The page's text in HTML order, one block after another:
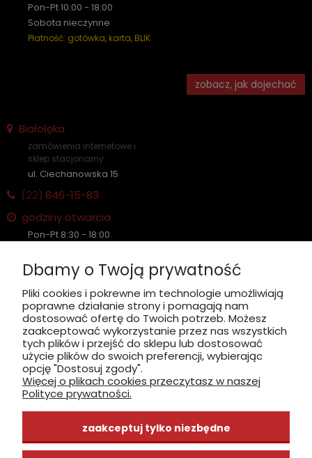
Pon-Pt 10:00 - 18:00
Sobota nieczynne
Płatność: gotówka, karta, BLIK
zobacz, jak dojechać
Białołęka
zamówienia internetowe i
sklep stacjonarny
ul. Ciechanowska 15
(22) 846-15-83
godziny otwarcia
Pon-Pt 8:30 - 18:00
Płatność: gotówka, karta, BLIK
zobacz, jak dojechać
INFORMACJE
ZAKUPY
Dbamy o Twoją prywatność
Pliki cookies i pokrewne im technologie umożliwiają
poprawne działanie strony i pomagają nam
dostosować ofertę do Twoich potrzeb. Możesz
zaakceptować wykorzystanie przez nas wszystkich
tych plików i przejść do sklepu lub dostosować
użycie plików do swoich preferencji, wybierając
opcję "Dostosuj zgody".
Więcej o plikach cookies przeczytasz w naszej
Polityce prywatności.
zaakceptuj tylko niezbędne